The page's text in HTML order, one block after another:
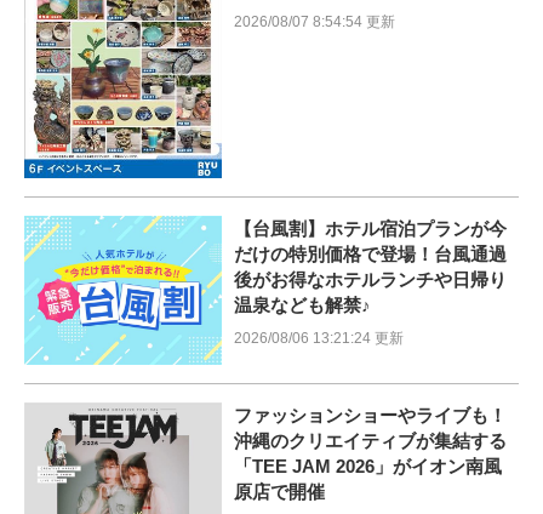
2026/08/07 8:54:54 更新
【台風割】ホテル宿泊プランが今
だけの特別価格で登場！台風通過
後がお得なホテルランチや日帰り
温泉なども解禁♪
2026/08/06 13:21:24 更新
ファッションショーやライブも！
沖縄のクリエイティブが集結する
「TEE JAM 2026」がイオン南風
原店で開催